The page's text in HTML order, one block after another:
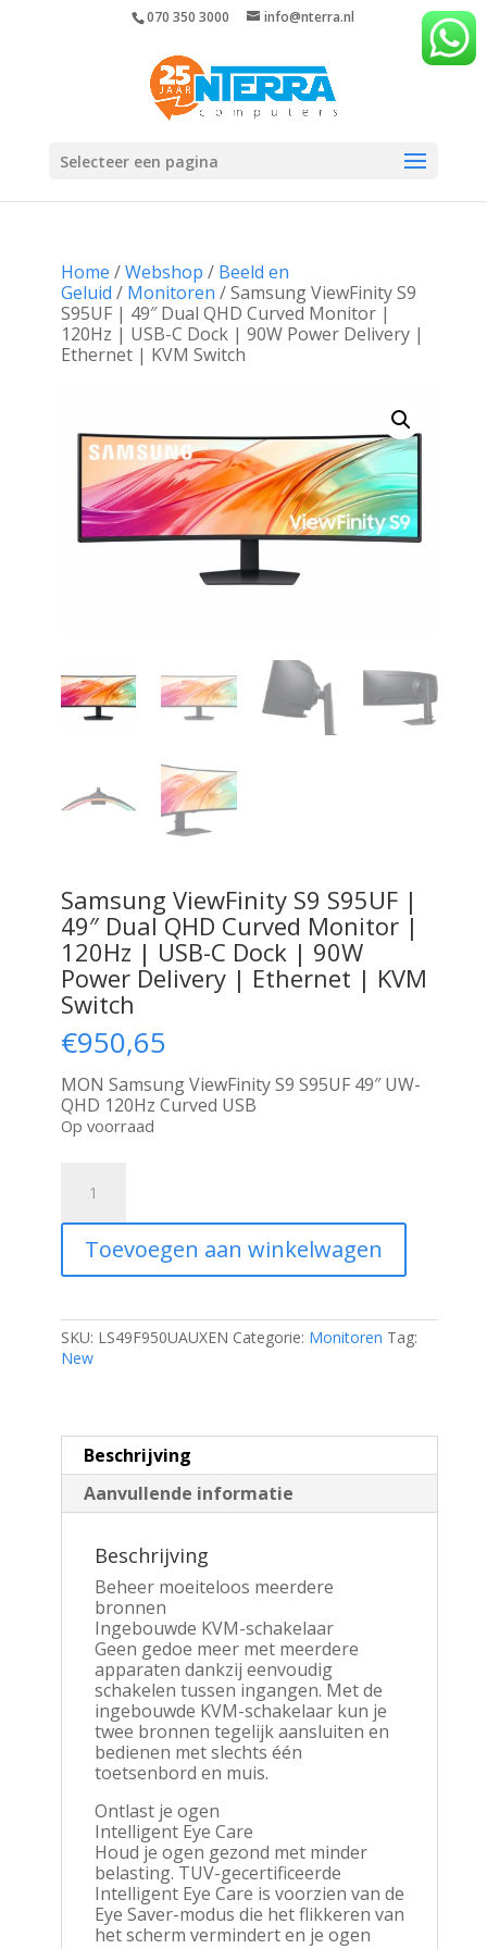
070 350 3000 info@nterra.nl
Selecteer een pagina
Home /Webshop / Beeld en
Geluid / Monitoren / Samsung ViewFinity S9
S95UF | 49″ Dual QHD Curved Monitor |
120Hz | USB-C Dock | 90W Power Delivery |
Ethernet | KVM Switch
Samsung ViewFinity S9 S95UF |
49″ Dual QHD Curved Monitor |
120Hz | USB-C Dock | 90W
Power Delivery | Ethernet | KVM
Switch
€950,65
MON Samsung ViewFinity S9 S95UF 49″ UW-
QHD 120Hz Curved USB
Op voorraad
ViewFinity
S95UF
49"
QHD
Curved
Monitor
USB-
Dock
Power
Delivery
Ethernet
KVM
Switch
aantal
Toevoegen aan winkelwagen
SKU: LS49F950UAUXEN Categorie: Monitoren Tag:
New
Beschrijving
Aanvullende informatie
Beschrijving
Beheer moeiteloos meerdere
bronnen
Ingebouwde KVM-schakelaar
Geen gedoe meer met meerdere
apparaten dankzij eenvoudig
schakelen tussen ingangen. Met de
ingebouwde KVM-schakelaar kun je
twee bronnen tegelijk aansluiten en
bedienen met slechts één
toetsenbord en muis.
Ontlast je ogen
Intelligent Eye Care
Houd je ogen gezond met minder
belasting. TUV-gecertificeerde
Intelligent Eye Care is voorzien van de
Eye Saver-modus die het flikkeren van
het scherm vermindert en je ogen